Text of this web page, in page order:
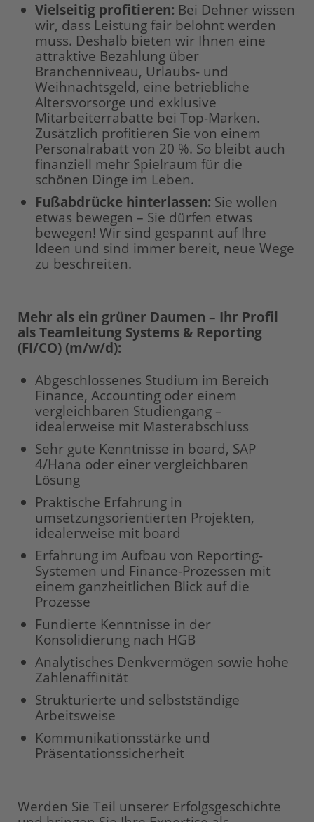
Vielseitig profitieren: Bei Dehner wissen
wir, dass Leistung fair belohnt werden
muss. Deshalb bieten wir Ihnen eine
attraktive Bezahlung über
Branchenniveau, Urlaubs- und
Weihnachtsgeld, eine betriebliche
Altersvorsorge und exklusive
Mitarbeiterrabatte bei Top-Marken.
Zusätzlich profitieren Sie von einem
Personalrabatt von 20 %. So bleibt auch
finanziell mehr Spielraum für die
schönen Dinge im Leben.
Fußabdrücke hinterlassen: Sie wollen
etwas bewegen – Sie dürfen etwas
bewegen! Wir sind gespannt auf Ihre
Ideen und sind immer bereit, neue Wege
zu beschreiten.
Mehr als ein grüner Daumen – Ihr Profil
als Teamleitung Systems & Reporting
(FI/CO) (m/w/d):
Abgeschlossenes Studium im Bereich
Finance, Accounting oder einem
vergleichbaren Studiengang –
idealerweise mit Masterabschluss
Sehr gute Kenntnisse in board, SAP
4/Hana oder einer vergleichbaren
Lösung
Praktische Erfahrung in
umsetzungsorientierten Projekten,
idealerweise mit board
Erfahrung im Aufbau von Reporting-
Systemen und Finance-Prozessen mit
einem ganzheitlichen Blick auf die
Prozesse
Fundierte Kenntnisse in der
Konsolidierung nach HGB
Analytisches Denkvermögen sowie hohe
Zahlenaffinität
Strukturierte und selbstständige
Arbeitsweise
Kommunikationsstärke und
Präsentationssicherheit
Werden Sie Teil unserer Erfolgsgeschichte